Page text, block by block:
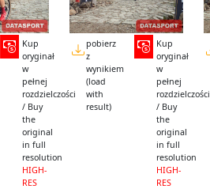
Kup
oryginał
w
pełnej
rozdzielczości
/ Buy
the
original
in full
resolution
HIGH-
RES
pobierz
z
wynikiem
(load
with
result)
Kup
oryginał
w
pełnej
rozdzielczości
/ Buy
the
original
in full
resolution
HIGH-
RES